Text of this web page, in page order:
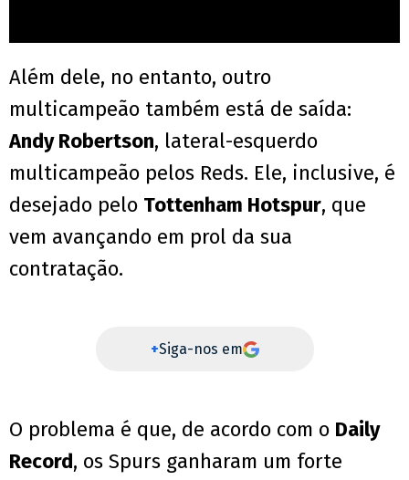
Além dele, no entanto, outro
multicampeão também está de saída:
Andy Robertson, lateral-esquerdo
multicampeão pelos Reds. Ele, inclusive, é
desejado pelo Tottenham Hotspur, que
vem avançando em prol da sua
contratação.
+Siga-nos em
O problema é que, de acordo com o Daily
Record, os Spurs ganharam um forte